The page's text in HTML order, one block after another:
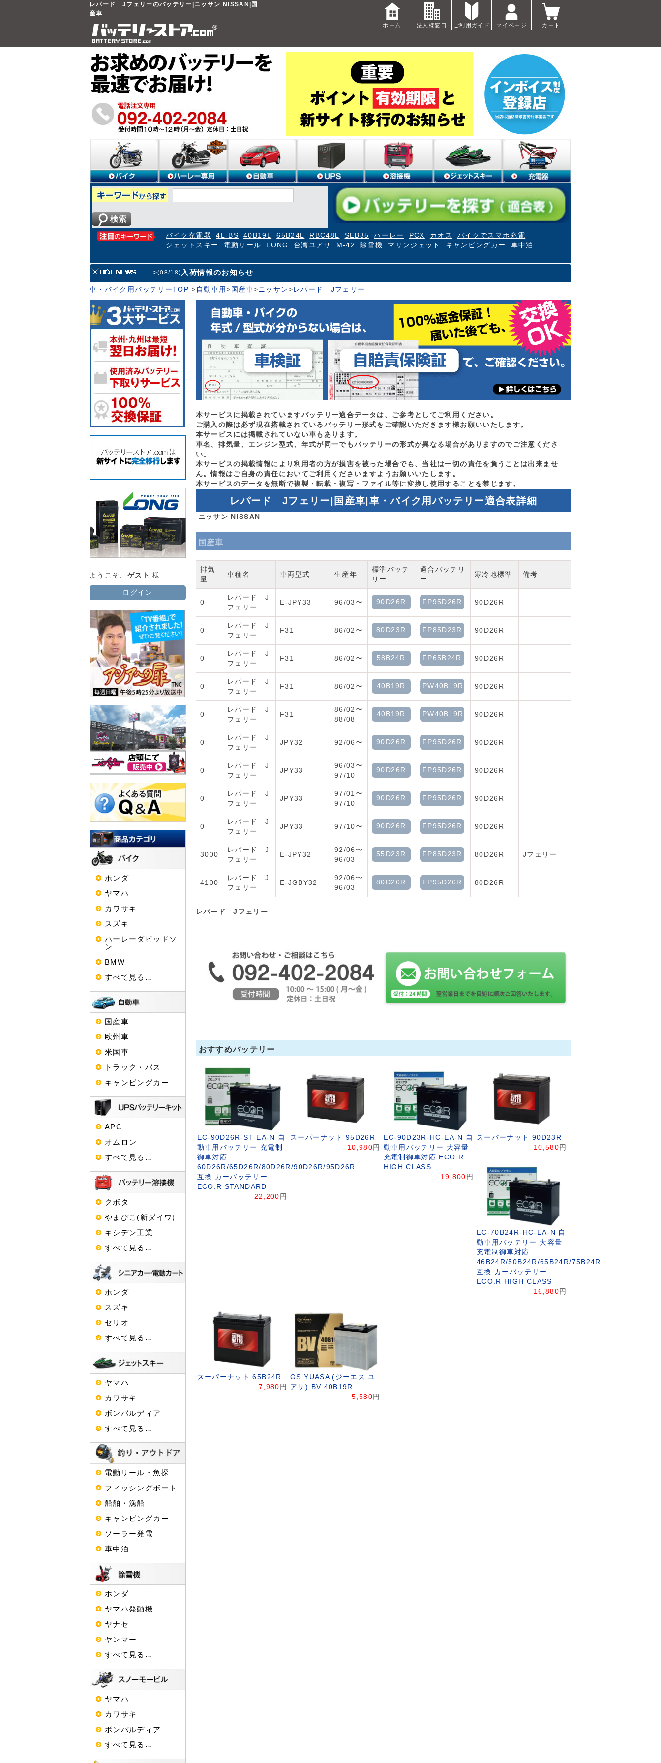
レパード Jフェリーのバッテリー|ニッサン NISSAN|国
産車
ホーム 法人様窓口 ご利用ガイド マイページ カート
検索
バイク充電器 4L-BS 40B19L 65B24L RBC48L SEB35 ハーレー PCX カオス
バイクでスマホ充電
ジェットスキー
電動リール LONG 台湾ユアサ M-42 除雪機 マリンジェット キャンピングカー 車中泊
>(08/18) 入荷情報のお知らせ
車・バイク用バッテリーTOP > 自動車用> 国産車>ニッサン > レパード Jフェリー
本サービスに掲載されていますバッテリー適合データは、ご参考としてご利用ください。
ご購入の際は必ず現在搭載されているバッテリー形式をご確認いただきます様お願いいたします。
本サービスには掲載されていない車もあります。
車名、排気量、エンジン型式、年式が同一でもバッテリーの形式が異なる場合がありますのでご注意くださ
い。
本サービスの掲載情報により利用者の方が損害を被った場合でも、当社は一切の責任を負うことは出来ませ
ん。情報はご自身の責任においてご利用くださいますようお願いいたします。
本サービスのデータを無断で複製・転載・複写・ファイル等に変換し使用することを禁じます。
レパード Jフェリー|国産車|車・バイク用バッテリー適合表詳細
ニッサン NISSAN
国産車
排気
量
車種名 車両型式 生産年
標準バッテ
リー
適合バッテリ
ー
寒冷地標準 備考
0
レパード J
フェリー
E-JPY33 96/03〜 90D26R FP95D26R 90D26R
0
レパード J
フェリー
F31 86/02〜 80D23R FP85D23R 90D26R
0
レパード J
フェリー
F31 86/02〜 58B24R FP65B24R 90D26R
0
レパード J
フェリー
F31 86/02〜 40B19R PW40B19R 90D26R
0
レパード J
フェリー
F31
86/02〜
88/08
40B19R PW40B19R 90D26R
0
レパード J
フェリー
JPY32 92/06〜 90D26R FP95D26R 90D26R
0
レパード J
フェリー
JPY33
96/03〜
97/10
90D26R FP95D26R 90D26R
0
レパード J
フェリー
JPY33
97/01〜
97/10
90D26R FP95D26R 90D26R
0
レパード J
フェリー
JPY33 97/10〜 90D26R FP95D26R 90D26R
3000
レパード J
フェリー
E-JPY32
92/06〜
96/03
55D23R FP85D23R 80D26R Jフェリー
4100
レパード J
フェリー
E-JGBY32
92/06〜
96/03
80D26R FP95D26R 80D26R
レパード Jフェリー
おすすめバッテリー
EC-90D26R-ST-EA-N 自
動車用バッテリー 充電制
御車対応
60D26R/65D26R/80D26R/90D26R/95D26R
互換 カーバッテリー
ECO.R STANDARD
22,200 円
スーパーナット 95D26R
10,980円
EC-90D23R-HC-EA-N 自
動車用バッテリー 大容量
充電制御車対応 ECO.R
HIGH CLASS
19,800 円
スーパーナット 90D23R
10,580円
EC-70B24R-HC-EA-N 自
動車用バッテリー 大容量
充電制御車対応
46B24R/50B24R/65B24R/75B24R
互換 カーバッテリー
ECO.R HIGH CLASS
16,880 円
スーパーナット 65B24R
7,980 円
GS YUASA (ジーエス ユ
アサ) BV 40B19R
5,580 円
ようこそ、 ゲスト 様
ログイン
ホンダ
ヤマハ
カワサキ
スズキ
ハーレーダビッドソ
ン
BMW
すべて見る…
国産車
欧州車
米国車
トラック・バス
キャンピングカー
APC
オムロン
すべて見る…
クボタ
やまびこ(新ダイワ)
キシデン工業
すべて見る…
ホンダ
スズキ
セリオ
すべて見る…
ヤマハ
カワサキ
ボンバルディア
すべて見る…
電動リール・魚探
フィッシングボート
船舶・漁船
キャンピングカー
ソーラー発電
車中泊
ホンダ
ヤマハ発動機
ヤナセ
ヤンマー
すべて見る…
ヤマハ
カワサキ
ボンバルディア
すべて見る…